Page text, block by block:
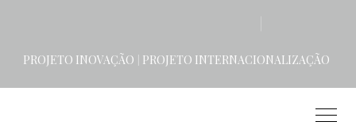
PROJETO INOVAÇÃO PROJETO INTERNACIONALIZAÇÃO
POLÍTICA DE